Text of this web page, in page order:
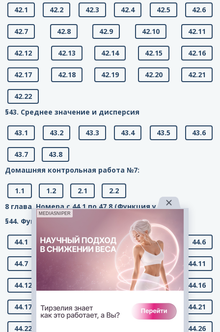
42.1 42.2 42.3 42.4 42.5 42.6
42.7 42.8 42.9 42.10 42.11
42.12 42.13 42.14 42.15 42.16
42.17 42.18 42.19 42.20 42.21
42.22
§43. Среднее значение и дисперсия
43.1 43.2 43.3 43.4 43.5 43.6
43.7
43.8
Домашняя контрольная работа №7:
1.1 1.2 2.1
2.2
8 глава. Номера с 44.1 по 47.8 (Функция у = x2.)
§44. Функция у = х2 и её график
44.1 44.2 44.3 44.4 44.5 44.6
44.7 44.10 44.11
44.12 44.13 44.15 44.16
44.17 44.18 44.20 44.21
44.22 44.26
MEDIASNIPER